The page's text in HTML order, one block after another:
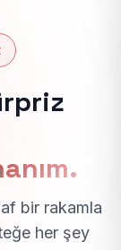
bir rakamla
her şey